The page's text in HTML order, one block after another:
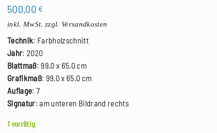
500,00 €
inkl. MwSt. zzgl. Versandkosten
Technik: Farbholzschnitt
Jahr: 2020
Blattmaß: 99,0 x 65,0 cm
Grafikmaß: 99,0 x 65,0 cm
Auflage: 7
Signatur: am unteren Bildrand rechts
1 vorrätig